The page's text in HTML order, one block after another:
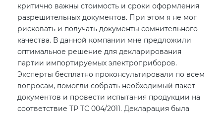
критично важны стоимость и сроки оформления
разрешительных документов. При этом я не мог
рисковать и получать документы сомнительного
качества. В данной компании мне предложили
оптимальное решение для декларирования
партии импортируемых электроприборов.
Эксперты бесплатно проконсультировали по всем
вопросам, помогли собрать необходимый пакет
документов и провести испытания продукции на
соответствие ТР ТС 004/2011. Декларация была